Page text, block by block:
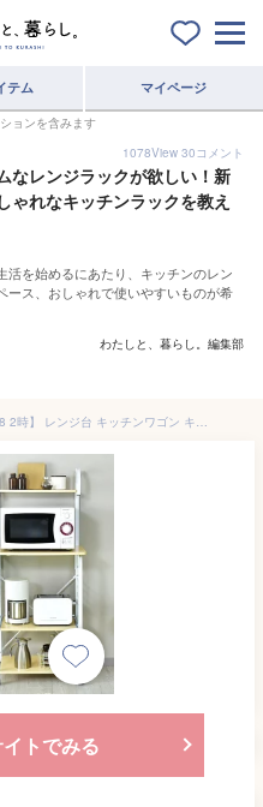
テム マイページ
ョンを含みます
1078View 30コメント
なレンジラックが欲しい！新
ゃれなキッチンラックを教え
活を始めるにあたり、キッチンのレン
ース、おしゃれで使いやすいものが希
わたしと、暮らし。編集部
【クーポン10%オフ 1/26 20時-1/28 2時】 レンジ台 キッチンワゴン キッチンラック 幅60 キャスター付き コンセント付き レンジ台 スライド棚 レンジラック 収納 スリム キッチン収納 台所収納 スリムラック 収納 ラック 北欧 一人暮らし ビター ドリス
トでみる